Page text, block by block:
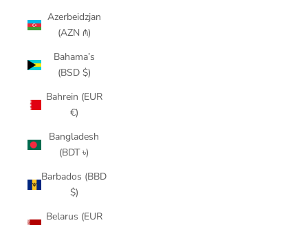
Azerbeidzjan
(AZN ₼)
Bahama’s
(BSD $)
Bahrein (EUR
€)
Bangladesh
(BDT ৳)
Barbados (BBD
$)
Belarus (EUR